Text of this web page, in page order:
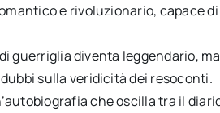
e rivoluzionario, capace
guerriglia diventa leggendario,
sulla veridicità dei resoconti.
che oscilla tra il